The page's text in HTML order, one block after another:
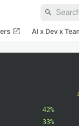
search
open_in_new AI x Dev x
42%
33%